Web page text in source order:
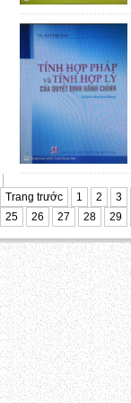
Trang trước 1 2 3
25
26 27 28 29